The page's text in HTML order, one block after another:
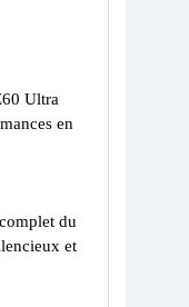
Ultra
en
du
et